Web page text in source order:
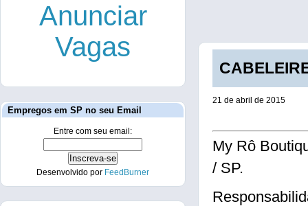
21 de abril de 2015
My Rô
/ SP.
Anunciar
Vagas
Empregos em SP no seu Email
Entre com seu email:
Desenvolvido por FeedBurner